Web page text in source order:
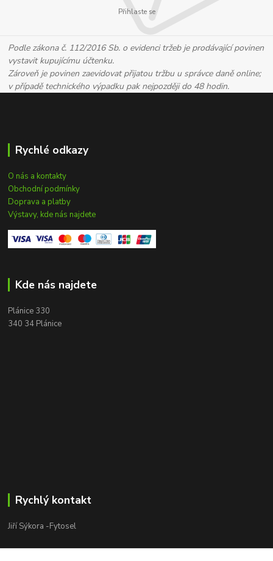
Přihlaste se
Podle zákona č. 112/2016 Sb. o evidenci tržeb je prodávající povinen
vystavit kupujícímu účtenku.
Zároveň je povinen zaevidovat přijatou tržbu u správce daně online;
v případě technického výpadku pak nejpozději do 48 hodin.
Rychlé odkazy
O nás a kontakty
Obchodní podmínky
Doprava a platby
Výstavy, kde nás najdete
Kde nás najdete
Plánice 330
340 34 Plánice
Rychlý kontakt
Jiří Sýkora -Fytosel